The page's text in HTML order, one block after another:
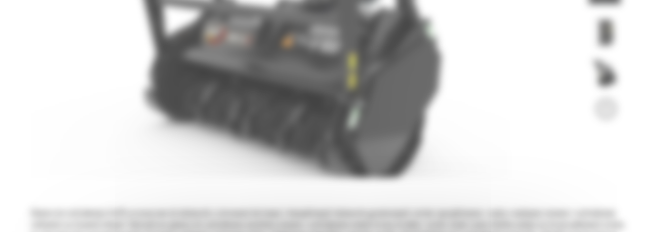
Głowice do rozdrabniania Cat® przeznaczone do ładowarek o sterowaniu burtowym i kompaktowych ładowarek gąsienicowych zostały zaprojektowane z myślą o wydajnym ścinaniu i rozdrabnianiu